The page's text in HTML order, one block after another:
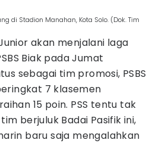
di Stadion Manahan, Kota Solo. (Dok. Tim
akan menjalani laga
Biak pada Jumat
sebagai tim promosi, PSBS
7 klasemen
15 poin. PSS tentu tak
berjuluk Badai Pasifik ini,
baru saja mengalahkan